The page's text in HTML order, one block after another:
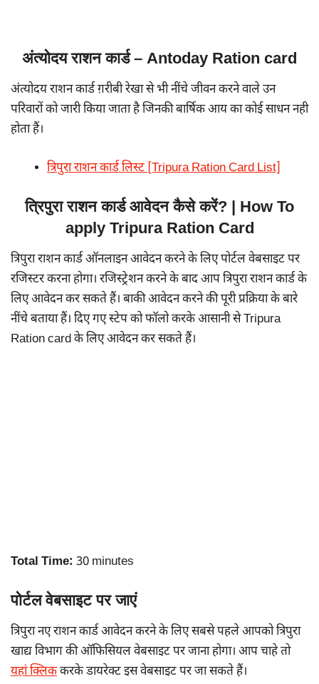
अंत्योदय राशन कार्ड – Antoday Ration card
अंत्योदय राशन कार्ड ग़रीबी रेखा से भी नींचे जीवन करने वाले उन
परिवारों को जारी किया जाता है जिनकी बार्षिक आय का कोई साधन नही
होता हैं।
त्रिपुरा राशन कार्ड लिस्ट [Tripura Ration Card List]
त्रिपुरा राशन कार्ड आवेदन कैसे करें? | How To
apply Tripura Ration Card
त्रिपुरा राशन कार्ड ऑनलाइन आवेदन करने के लिए पोर्टल वेबसाइट पर
रजिस्टर करना होगा। रजिस्ट्रेशन करने के बाद आप त्रिपुरा राशन कार्ड के
लिए आवेदन कर सकते हैं। बाकी आवेदन करने की पूरी प्रक्रिया के बारे
नींचे बताया हैं। दिए गए स्टेप को फॉलो करके आसानी से Tripura
Ration card के लिए आवेदन कर सकते हैं।
Total Time: 30 minutes
पोर्टल वेबसाइट पर जाएं
त्रिपुरा नए राशन कार्ड आवेदन करने के लिए सबसे पहले आपको त्रिपुरा
खाद्य विभाग की ऑफिसियल वेबसाइट पर जाना होगा। आप चाहे तो
यहां क्लिककरके डायरेक्ट इस वेबसाइट पर जा सकते हैं।